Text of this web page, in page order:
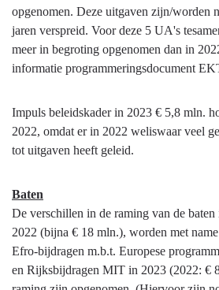
opgenomen. Deze uitgaven zijn/worden
jaren verspreid. Voor deze 5 UA's
meer in begroting opgenomen dan in
informatie programmeringsdocument
Impuls beleidskader in 2023 € 5,8 mln.
2022, omdat er in 2022 weliswaar veel
tot uitgaven heeft geleid.
Baten
De verschillen in de raming van de
2022 (bijna € 18 mln.), worden met
Efro-bijdragen m.b.t. Europese
en Rijksbijdragen MIT in 2023 (2022: €